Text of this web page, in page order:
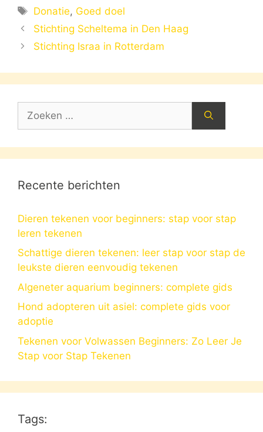
Tags
Donatie, Goed doel
Stichting Scheltema in Den Haag
Stichting Israa in Rotterdam
naar:
Recente berichten
Dieren tekenen voor beginners: stap voor stap
leren tekenen
Schattige dieren tekenen: leer stap voor stap de
leukste dieren eenvoudig tekenen
Algeneter aquarium beginners: complete gids
Hond adopteren uit asiel: complete gids voor
adoptie
Tekenen voor Volwassen Beginners: Zo Leer Je
Stap voor Stap Tekenen
Tags: